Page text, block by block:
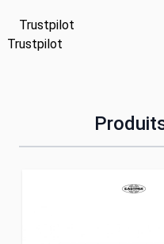
Trustpilot
Trustpilot